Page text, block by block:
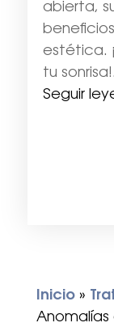
abierta,
estética.
tu sonrisa!.
Seguir
Inicio»